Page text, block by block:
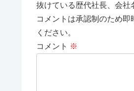
抜けている歴代社長、会社
コメントは承認制のため
ください。
コメント ※